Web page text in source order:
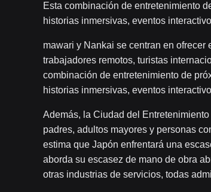
Esta combinación de entretenimiento
historias inmersivas, eventos
mawari y Nankai se centran en
trabajadores remotos, turistas
combinación de entretenimiento de
historias inmersivas, eventos
Además, la Ciudad del
padres, adultos mayores y personas
estima que Japón enfrentará una
aborda su escasez de mano de obra
otras industrias de servicios, todas